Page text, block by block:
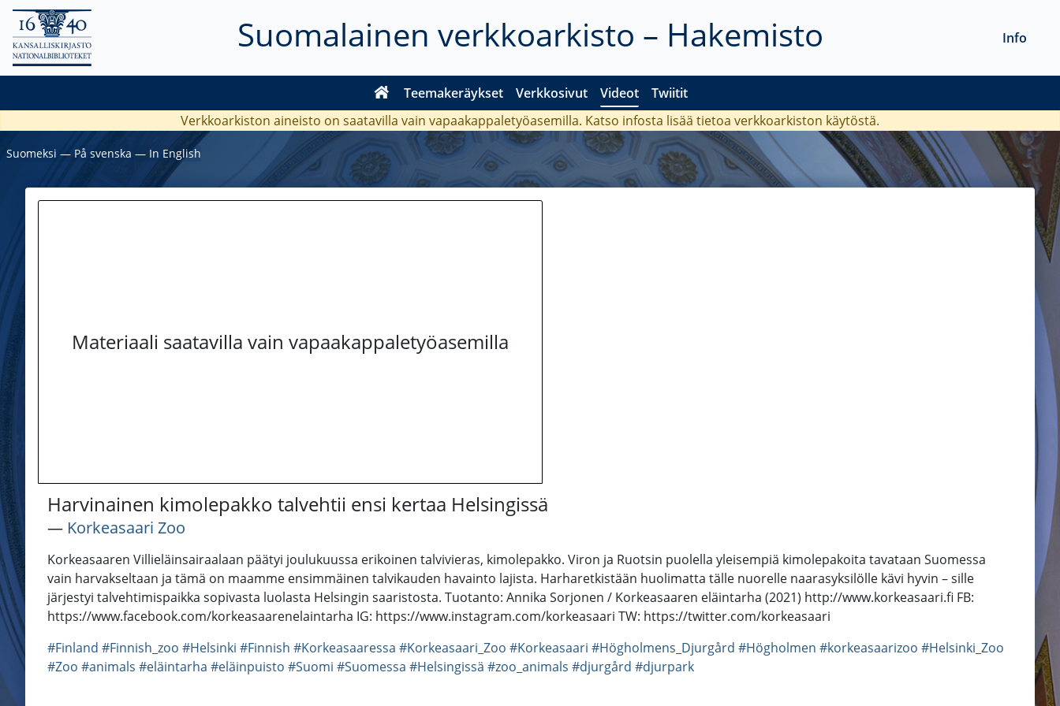
Suomalainen verkkoarkisto – Hakemisto
Teemakeräykset Verkkosivut Videot Twiitit
Info
Verkkoarkiston aineisto on saatavilla vain vapaakappaletyöasemilla. Katso infosta lisää tietoa verkkoarkiston käytöstä.
Suomeksi ― På svenska ― In English
Materiaali saatavilla vain vapaakappaletyöasemilla
Harvinainen kimolepakko talvehtii ensi kertaa Helsingissä
― Korkeasaari Zoo
Korkeasaaren Villieläinsairaalaan päätyi joulukuussa erikoinen talvivieras, kimolepakko. Viron ja Ruotsin puolella yleisempiä kimolepakoita tavataan Suomessa
vain harvakseltaan ja tämä on maamme ensimmäinen talvikauden havainto lajista. Harharetkistään huolimatta tälle nuorelle naarasyksilölle kävi hyvin – sille
järjestyi talvehtimispaikka sopivasta luolasta Helsingin saaristosta. Tuotanto: Annika Sorjonen / Korkeasaaren eläintarha (2021) http://www.korkeasaari.fi FB:
https://www.facebook.com/korkeasaarenelaintarha IG: https://www.instagram.com/korkeasaari TW: https://twitter.com/korkeasaari
#Finland #Finnish_zoo #Helsinki #Finnish #Korkeasaaressa #Korkeasaari_Zoo #Korkeasaari #Högholmens_Djurgård #Högholmen #korkeasaarizoo #Helsinki_Zoo
#Zoo #animals #eläintarha #eläinpuisto #Suomi #Suomessa #Helsingissä #zoo_animals #djurgård #djurpark